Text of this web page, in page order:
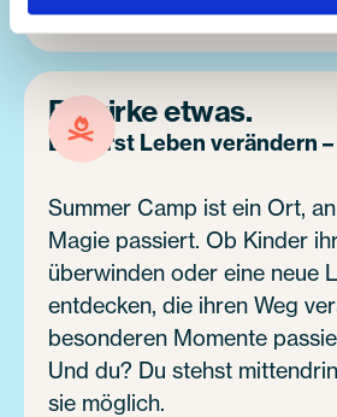
Bewirke etwas.
Du wirst Leben verändern
Summer Camp ist ein Ort,
Magie passiert. Ob Kinder
überwinden oder eine neue
entdecken, die ihren Weg
besonderen Momente
Und du? Du stehst
sie möglich.